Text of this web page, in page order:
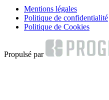
Mentions légales
Politique de confidentialité
Politique de Cookies
Propulsé par